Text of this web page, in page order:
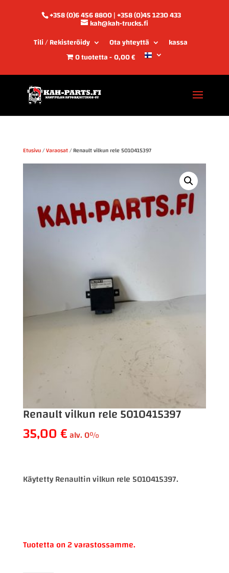
+358 (0)6 456 8800 | +358 (0)45 1230 433
kah@kah-trucks.fi
Tili / Rekisteröidy
Ota yhteyttä
kassa
0 tuotetta 0,00 €
Etusivu/Varaosat/ Renault vilkun rele 5010415397
Renault vilkun rele 5010415397
35,00€alv. 0%
Käytetty Renaultin vilkun rele 5010415397.
Tuotetta on 2 varastossamme.